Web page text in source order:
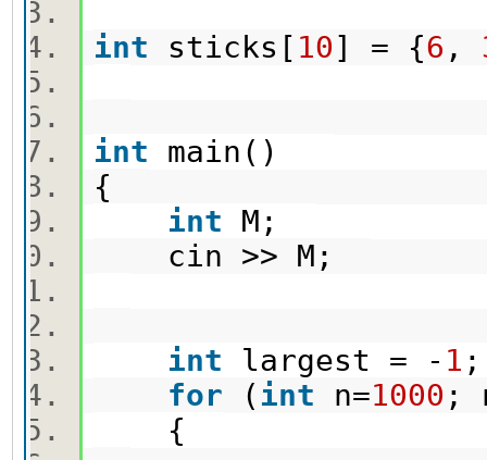
int sticks[ 10] = {6 ,
int main()
{
int M;
cin >> M;
int largest = - 1
for ( int n=1000 ;
{